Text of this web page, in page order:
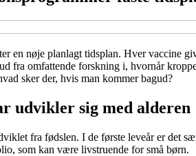
en nøje planlagt tidsplan. Hver vaccine
fra omfattende forskning i, hvornår
sker der, hvis man kommer bagud?
udvikler sig med alderen
fra fødslen. I de første leveår er det
som kan være livstruende for små børn.